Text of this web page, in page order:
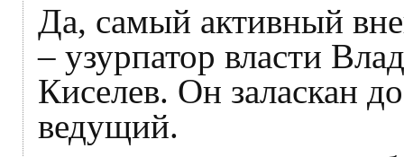
Да, самый активный
– узурпатор власти
Киселев. Он заласкан
ведущий.